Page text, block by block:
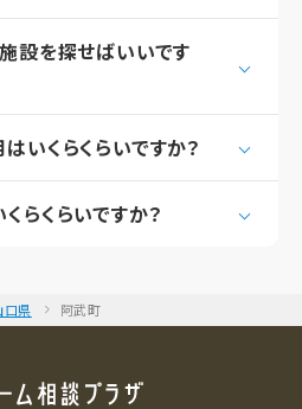
設を探せばいいです
いくらくらいですか？
らくらいですか？
口県 阿武町